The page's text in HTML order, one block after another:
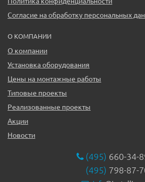
Согласие на обработку персональных
О КОМПАНИИ
О компании
Установка оборудования
Цены на монтажные работы
Типовые проекты
Реализованные проекты
Акции
Новости
(495) 660-34-
(495) 798-87-